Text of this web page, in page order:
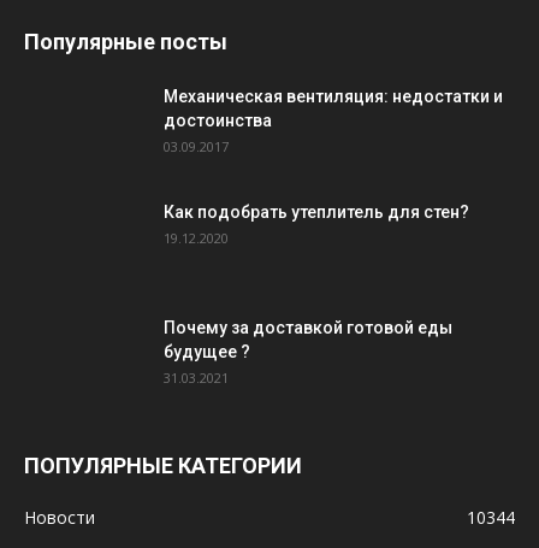
Популярные посты
Механическая вентиляция: недостатки и
достоинства
03.09.2017
Как подобрать утеплитель для стен?
19.12.2020
Почему за доставкой готовой еды
будущее ?
31.03.2021
ПОПУЛЯРНЫЕ КАТЕГОРИИ
Новости
10344